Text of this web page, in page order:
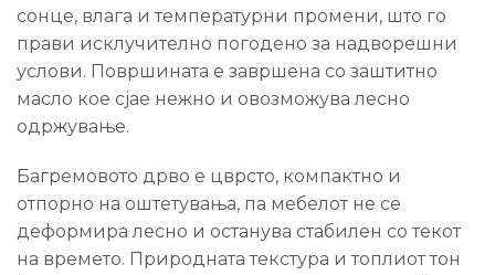
сонце, влага и температурни промени, што го
прави исклучително погодено за надворешни
услови. Површината е завршена со заштитно
масло кое сјае нежно и овозможува лесно
одржување.
Багремовото дрво е цврсто, компактно и
отпорно на оштетувања, па мебелот не се
деформира лесно и останува стабилен со текот
на времето. Природната текстура и топлиот тон